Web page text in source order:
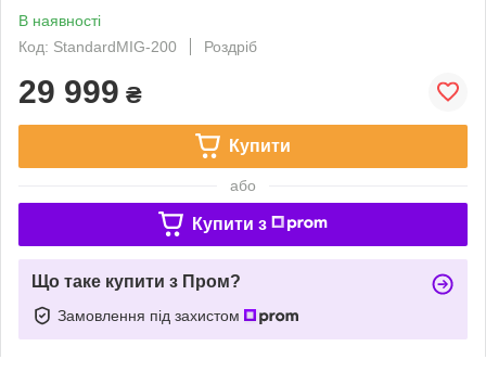
В наявності
Код: StandardMIG-200
Роздріб
29 999 ₴
Купити
або
Купити з
Що таке купити з Пром?
Замовлення під захистом